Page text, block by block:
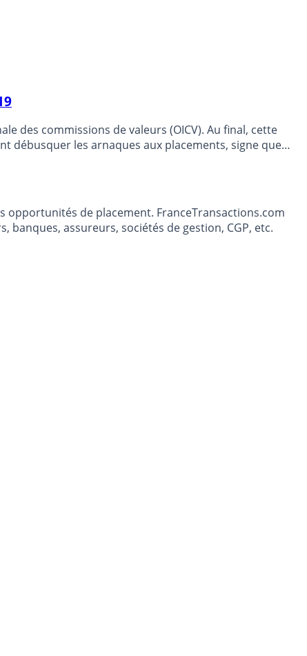
des commissions de valeurs (OICV). Au final, cette
débusquer les arnaques aux placements, signe que
opportunités de placement. FranceTransactions.com
assureurs, sociétés de gestion, CGP, etc.